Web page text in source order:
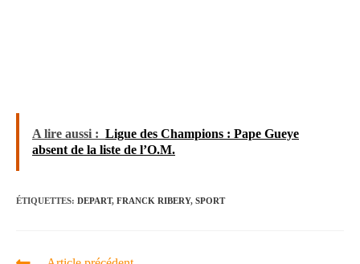
A lire aussi : Ligue des Champions : Pape Gueye
absent de la liste de l’O.M.
ÉTIQUETTES: DEPART, FRANCK RIBERY, SPORT